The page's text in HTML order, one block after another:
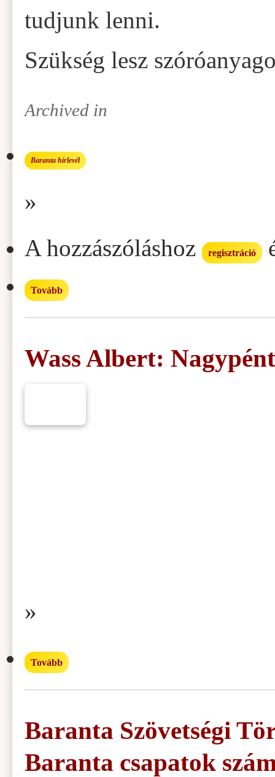
tudjunk lenni.
Szükség lesz
Archived in
Baranta hírlevél
»
A hozzászóláshoz
regisztráció
Tovább
Wass Albert:
»
Tovább
Baranta Szövetségi
Baranta csapatok